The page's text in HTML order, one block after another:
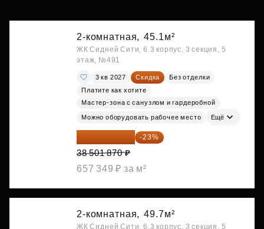
2-комнатная, 45.1м²
ЖК Сидней Сити, 6.3 корпус, 3 секция, 5
этаж, №491
3 кв 2027 Скидка
Без отделки
Платите как хотите
Мастер-зона с санузлом и гардеробной
Можно оборудовать рабочее место Ещё
29 646 440 ₽ -23%
38 501 870 ₽
657 349 ₽ за м²
2-комнатная, 49.7м²
ЖК Сидней Сити, 6.3 корпус, 3 секция, 5